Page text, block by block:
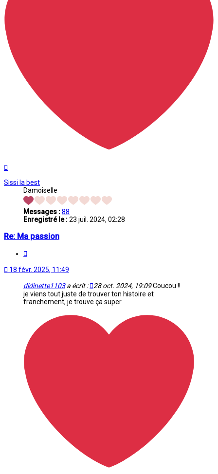
Sissi la best
Damoiselle
Messages :88
Enregistré le :23 juil. 2024, 02:28
Re: Ma passion
18 févr. 2025, 11:49
didinette1103a écrit : 28 oct. 2024, 19:09Coucou !!
je viens tout juste de trouver ton histoire et
franchement, je trouve ça super